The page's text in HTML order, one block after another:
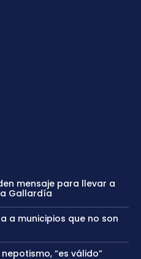
mensaje para llevar a
Gallardía
a municipios que no son
“es válido”